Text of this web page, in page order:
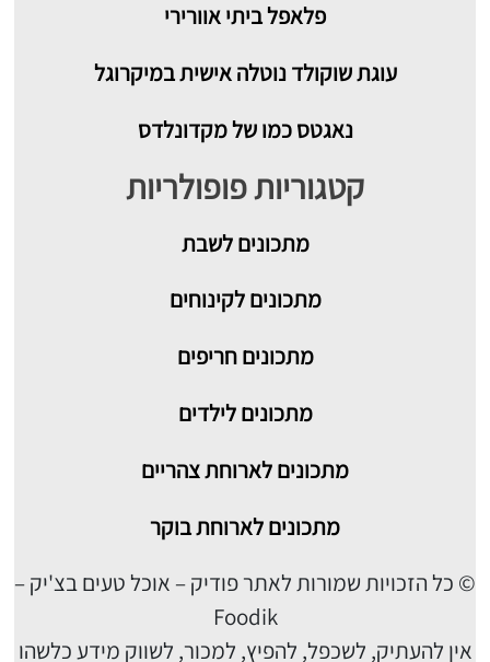
פלאפל ביתי אוורירי
עוגת שוקולד נוטלה אישית במיקרוגל
נאגטס כמו של מקדונלדס
קטגוריות פופולריות
מתכוניםלשבת
מתכונים לקינוחים
מתכונים חריפים
מתכונים לילדים
מתכונים לארוחת צהריים
מתכונים לארוחת בוקר
© כל הזכויות שמורות לאתר פודיק – אוכל טעים בצ'יק –
Foodik
אין להעתיק, לשכפל, להפיץ, למכור, לשווק מידע כלשהו